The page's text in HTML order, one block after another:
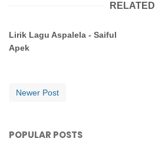
RELATED
Lirik Lagu Aspalela - Saiful
Apek
Newer Post
POPULAR POSTS